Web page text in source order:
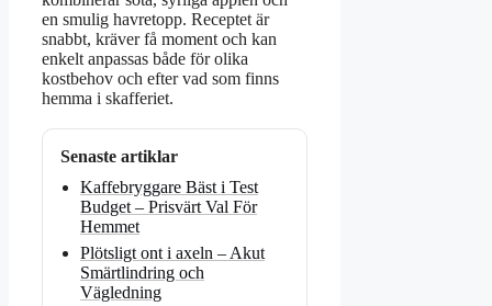
en smulig havretopp. Receptet är
snabbt, kräver få moment och kan
enkelt anpassas både för olika
kostbehov och efter vad som finns
hemma i skafferiet.
Senaste artiklar
Kaffebryggare Bäst i Test
Budget – Prisvärt Val För
Hemmet
Plötsligt ont i axeln – Akut
Smärtlindring och
Vägledning